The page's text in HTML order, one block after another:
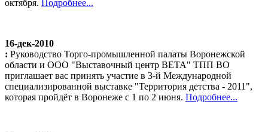
октября. Подробнее...
16-дек-2010
: Руководство Торго-промышленной палаты Воронежской
области и ООО "Выставочный центр ВЕТА" ТПП ВО
приглашает вас принять участие в 3-й Международной
специализированной выставке "Территория детства - 2011",
которая пройдёт в Воронеже с 1 по 2 июня. Подробнее...